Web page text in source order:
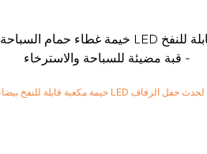
خيمة غطاء حمام السباحة LED قابلة للنفخ
- قبة مضيئة للسباحة والاسترخاء